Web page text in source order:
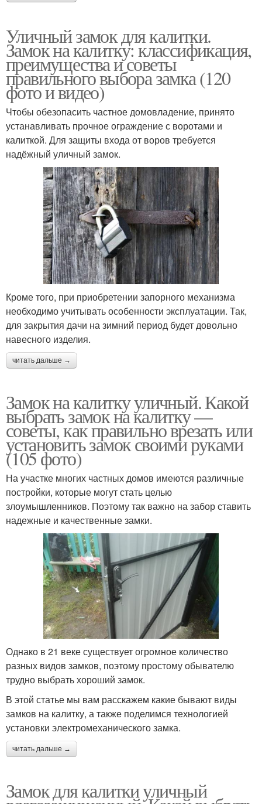
Уличный замок для калитки.
Замок на калитку: классификация,
преимущества и советы
правильного выбора замка (120
фото и видео)
Чтобы обезопасить частное домовладение, принято
устанавливать прочное ограждение с воротами и
калиткой. Для защиты входа от воров требуется
надёжный уличный замок.
Кроме того, при приобретении запорного механизма
необходимо учитывать особенности эксплуатации. Так,
для закрытия дачи на зимний период будет довольно
навесного изделия.
читать дальше →
Замок на калитку уличный. Какой
выбрать замок на калитку —
советы, как правильно врезать или
установить замок своими руками
(105 фото)
На участке многих частных домов имеются различные
постройки, которые могут стать целью
злоумышленников. Поэтому так важно на забор ставить
надежные и качественные замки.
Однако в 21 веке существует огромное количество
разных видов замков, поэтому простому обывателю
трудно выбрать хороший замок.
В этой статье мы вам расскажем какие бывают виды
замков на калитку, а также поделимся технологией
установки электромеханического замка.
читать дальше →
Замок для калитки уличный